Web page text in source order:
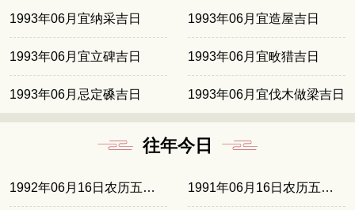
1993年06月宜纳采吉日 1993年06月宜造屋吉日
1993年06月宜立碑吉日 1993年06月宜畋猎吉日
1993年06月忌定磉吉日 1993年06月宜伐木做梁吉日
往年今日
1992年06月16日农历五月十六 1991年06月16日农历五月初五